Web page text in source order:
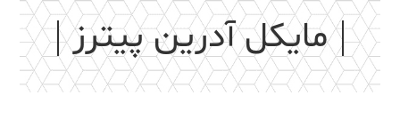
مایکل آدرین پیترز